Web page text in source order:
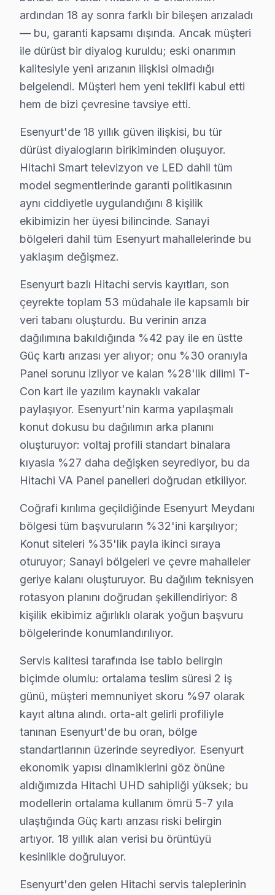
Televizyon açılmıyor veya görüntü
Neden:
Anakart üzerindeki birleşim yerleri ve
Fiyat Aralığı:
Anakart değişimi için 1,800 -
Etkilenen Modeller:
B serisi kullanıcıları
Güç Kartı Problemi
Neden: Güç kartındaki kondansatörlerin
Fiyat Aralığı:Güç kartı değişimi 1,500 - 2,500 ₺
Etkilenen Modeller: Genelde F serisi cihazlar
4.Backlight Sorunları
Belirti:Ekranın arka aydınlatması çalışmıyor
Neden:Backlight LED’lerinin ömrünün dolması
Fiyat Aralığı: Backlight değişimi için 2,000 -
Etkilenen Modeller:
5.Yazılım Sorunları
Belirti:Cihaz sürekli reset atıyor veya
Neden:Eski yazılımlar, sistem güncellemeleri
Fiyat Aralığı:Yazılım güncelleme veya tamiri
Etkilenen Modeller:Özellikle D serisi
Esenyurt’taki Hitachi ekran kullanıcılarının bu sık
Hitachi Tamir Sürecinde Şeffaflık
Akçaburgaz'da Hitachi TV Servisi
Akçaburgaz, son yıllarda hızla gelişen bir yerleşim
Akevler'de Hitachi TV Servisi
Akevler mahallesi, eski binaları ile bilinen bir yerleşim
Akşemseddin'de Hitachi TV Servisi
Akşemseddin'deki Hitachi televizyonunuz sahipleri,
Ardıçlı'da Hitachi TV Servisi
Ardıçlı, yeni bir mahalle olmasına rağmen Hitachi
Aşık Veysel'de Hitachi TV Servisi
Aşık Veysel mahallesi, elektrik altyapısı açısından
Atatürk'de Hitachi TV Servisi
Atatürk mahallesi, hem yeni hem de eski binaların
Balıkyolu'nda Hitachi TV Servisi
Balıkyolu mahallesi, genellikle Hitachi
Barbaros Hayrettin Paşa'da Hitachi TV Servisi
Barbaros Hayrettin Paşa mahallesi, Hitachi ekran
Battalgazi'de Hitachi TV Servisi
Battalgazi, elektrik altyapısının sıkça sorunlar
Cumhuriyet'te Hitachi TV Servisi
ardından 18 ay sonra farklı bir bileşen arızaladı
— bu, garanti kapsamı dışında. Ancak müşteri
ile dürüst bir diyalog kuruldu; eski onarımın
kalitesiyle yeni arızanın ilişkisi olmadığı
belgelendi. Müşteri hem yeni teklifi kabul etti
hem de bizi çevresine tavsiye etti.
Esenyurt'de 18 yıllık güven ilişkisi, bu tür
dürüst diyalogların birikiminden oluşuyor.
Hitachi Smart televizyon ve LED dahil tüm
model segmentlerinde garanti politikasının
aynı ciddiyetle uygulandığını 8 kişilik
ekibimizin her üyesi bilincinde. Sanayi
bölgeleri dahil tüm Esenyurt mahallelerinde bu
yaklaşım değişmez.
Esenyurt bazlı Hitachi servis kayıtları, son
çeyrekte toplam 53 müdahale ile kapsamlı bir
veri tabanı oluşturdu. Bu verinin arıza
dağılımına bakıldığında %42 pay ile en üstte
Güç kartı arızası yer alıyor; onu %30 oranıyla
Panel sorunu izliyor ve kalan %28'lik dilimi T-
Con kart ile yazılım kaynaklı vakalar
paylaşıyor. Esenyurt'nin karma yapılaşmalı
konut dokusu bu dağılımın arka planını
oluşturuyor: voltaj profili standart binalara
kıyasla %27 daha değişken seyrediyor, bu da
Hitachi VA Panel panelleri doğrudan etkiliyor.
Coğrafi kırılıma geçildiğinde Esenyurt Meydanı
bölgesi tüm başvuruların %32'ini karşılıyor;
Konut siteleri %35'lik payla ikinci sıraya
oturuyor; Sanayi bölgeleri ve çevre mahalleler
geriye kalanı oluşturuyor. Bu dağılım teknisyen
rotasyon planını doğrudan şekillendiriyor: 8
kişilik ekibimiz ağırlıklı olarak yoğun başvuru
bölgelerinde konumlandırılıyor.
Servis kalitesi tarafında ise tablo belirgin
biçimde olumlu: ortalama teslim süresi 2 iş
günü, müşteri memnuniyet skoru %97 olarak
kayıt altına alındı. orta-alt gelirli profiliyle
tanınan Esenyurt'de bu oran, bölge
standartlarının üzerinde seyrediyor. Esenyurt
ekonomik yapısı dinamiklerini göz önüne
aldığımızda Hitachi UHD sahipliği yüksek; bu
modellerin ortalama kullanım ömrü 5-7 yıla
ulaştığında Güç kartı arızası riski belirgin
artıyor. 18 yıllık alan verisi bu örüntüyü
kesinlikle doğruluyor.
Esenyurt'den gelen Hitachi servis taleplerinin